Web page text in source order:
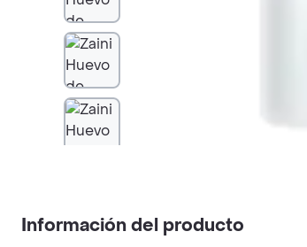
Información del producto